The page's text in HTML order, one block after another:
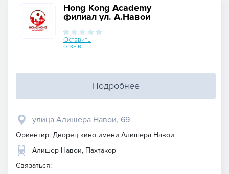
Hong Kong Academy
филиал ул. А.Навои
Оставить
отзыв
Подробнее
улица Алишера Навои, 69
Ориентир: Дворец кино имени Алишера Навои
Алишер Навои, Пахтакор
Связаться: